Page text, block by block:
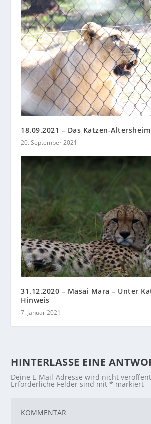
18.09.2021 – Das Katzen-Altersheim
20. September 2021
31.12.2020 – Masai Mara – Unter
Hinweis
7. Januar 2021
HINTERLASSE EINE
Deine E-Mail-Adresse wird nicht
Erforderliche Felder sind mit* markiert